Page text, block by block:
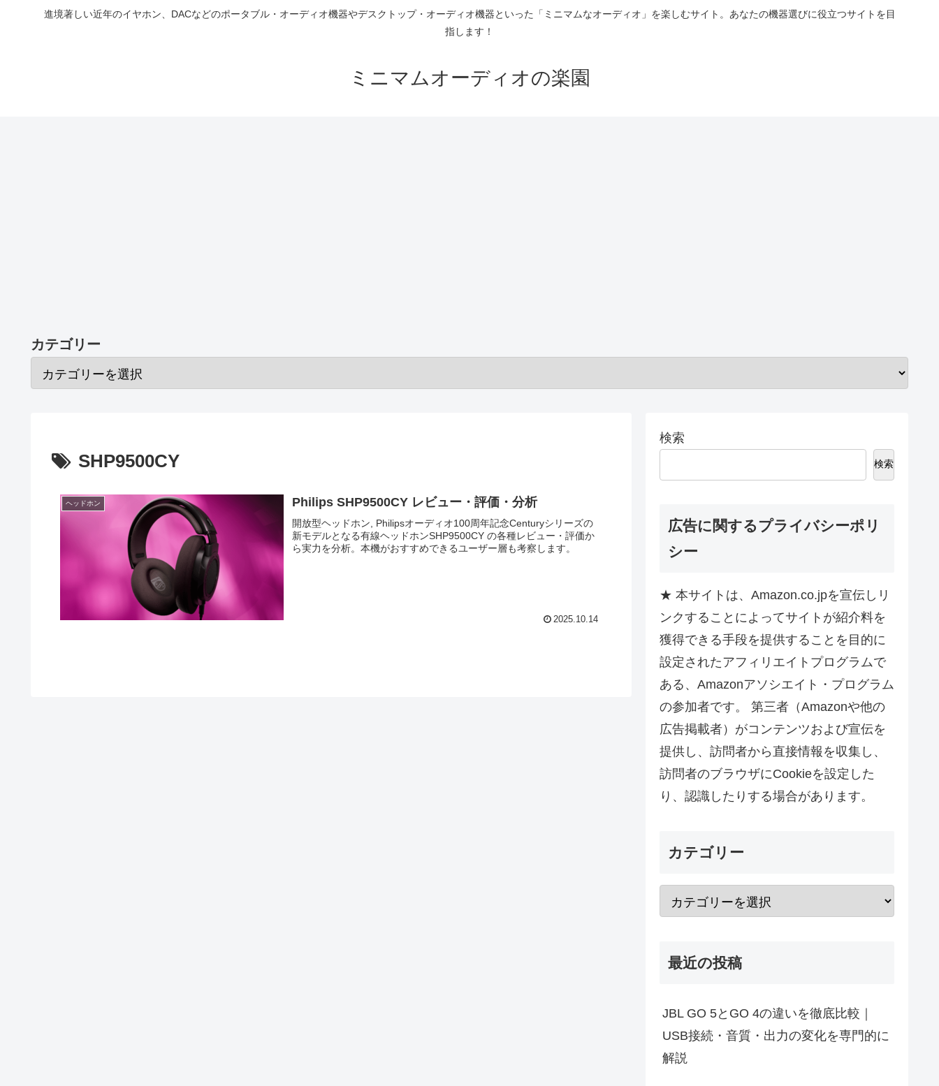
進境著しい近年のイヤホン、DACなどのポータブル・オーディオ機器やデスクトップ・オーディオ機器といった「ミニマムなオーディオ」を楽しむサイト。あなたの機器選びに役立つサイトを目
指します！
ミニマムオーディオの楽園
カテゴリー
SHP9500CY
ヘッドホン Philips SHP9500CY レビュー・評価・分析
開放型ヘッドホン, Philipsオーディオ100周年記念Centuryシリーズの
新モデルとなる有線ヘッドホンSHP9500CY の各種レビュー・評価か
ら実力を分析。本機がおすすめできるユーザー層も考察します。
2025.10.14
検索
検索
広告に関するプライバシーポリ
シー
★ 本サイトは、Amazon.co.jpを宣伝しリ
ンクすることによってサイトが紹介料を
獲得できる手段を提供することを目的に
設定されたアフィリエイトプログラムで
ある、Amazonアソシエイト・プログラム
の参加者です。 第三者（Amazonや他の
広告掲載者）がコンテンツおよび宣伝を
提供し、訪問者から直接情報を収集し、
訪問者のブラウザにCookieを設定した
り、認識したりする場合があります。
カテゴリー
最近の投稿
JBL GO 5とGO 4の違いを徹底比較｜
USB接続・音質・出力の変化を専門的に
解説